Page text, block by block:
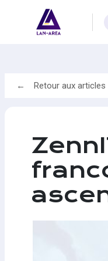
Retour aux articles